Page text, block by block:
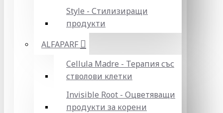
Style - Стилизиращи
продукти
ALFAPARF
Cellula Madre - Терапия със
стволови клетки
Invisible Root - Оцветяващи
продукти за корени